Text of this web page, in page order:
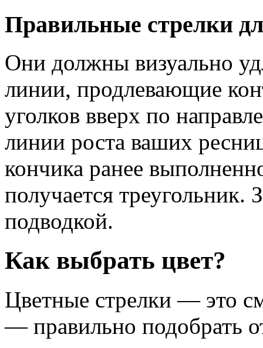
Правильные стрелки
Они должны визуально
линии, продлевающие
уголков вверх по
линии роста ваших
кончика ранее
получается треугольник.
подводкой.
Как выбрать цвет?
Цветные стрелки — это
— правильно подобрать